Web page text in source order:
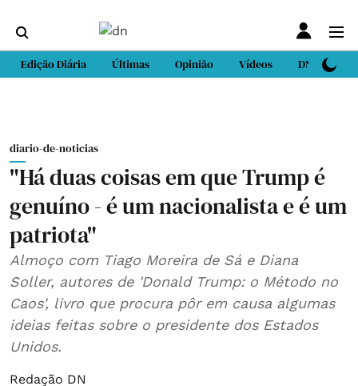
Edição Diária Últimas Opinião Vídeos DN Sport
diario-de-noticias
"Há duas coisas em que Trump é
genuíno - é um nacionalista e é um
patriota"
Almoço com Tiago Moreira de Sá e Diana
Soller, autores de 'Donald Trump: o Método no
Caos', livro que procura pôr em causa algumas
ideias feitas sobre o presidente dos Estados
Unidos.
Redação DN